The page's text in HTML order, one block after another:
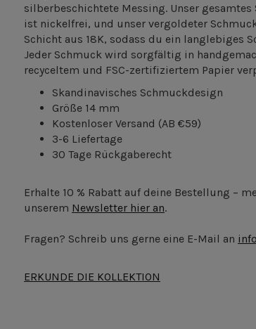
silberbeschichtete Messing. Unser
ist nickelfrei, und unser vergoldeter
Schicht aus 18K, sodass du ein langlebiges
Jeder Schmuck wird sorgfältig in
recyceltem und FSC-zertifiziertem Papier
Skandinavisches Schmuckdesign
Größe 14 mm
Kostenloser Versand (AB €59)
3-6 Liefertage
30 Tage Rückgaberecht
Erhalte 10 % Rabatt auf deine Bestellung –
unserem Newsletter hier an.
Fragen? Schreib uns gerne eine E-Mail an
ERKUNDE DIE KOLLEKTION